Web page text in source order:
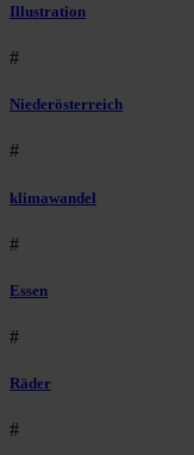
Illustration
#
Niederösterreich
#
klimawandel
#
Essen
#
Räder
#